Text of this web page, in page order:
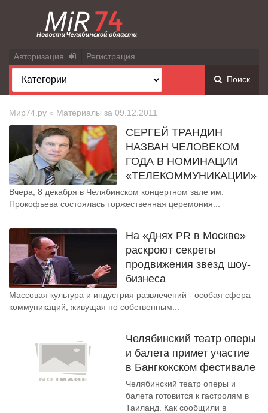
Авторизация Регистрация
Поиск
Мир74.ру » Материалы за 09.12.2011
СЕРГЕЙ ТРАНДИН
НАЗВАН ЧЕЛОВЕКОМ
ГОДА В НОМИНАЦИИ
«ТЕЛЕКОММУНИКАЦИИ»
Вчера, 8 декабря в Челябинском концертном зале им.
Прокофьева состоялась торжественная церемония...
На «Днях PR в Москве»
раскроют секреты
продвижения звезд шоу-
бизнеса
Массовая культура и индустрия развлечений - особая сфера
коммуникаций, живущая по собственным...
Челябинский театр оперы
и балета примет участие
в Бангкокском фестивале
Челябинский театр оперы и
балета готовится к гастролям в
Таиланд. Как сообщили в